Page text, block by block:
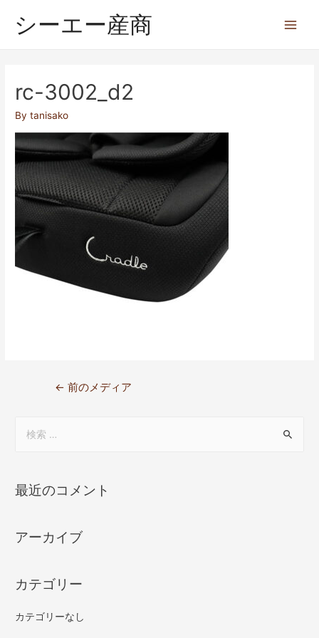
シーエー産商
rc-3002_d2
Bytanisako
← 前のメディア
最近のコメント
アーカイブ
カテゴリー
カテゴリーなし